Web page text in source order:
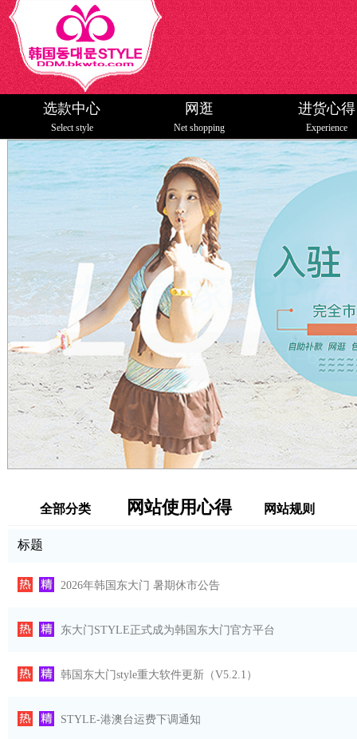
韩国东大门style
选款中心
Select style
网逛
Net shopping
进货心得
Experience
全部分类 网站使用心得 网站规则
标题
2026年韩国东大门 暑期休市公告
东大门STYLE正式成为韩国东大门官方平台
韩国东大门style重大软件更新（V5.2.1）
STYLE-港澳台运费下调通知